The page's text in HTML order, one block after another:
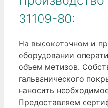
31109-80:
На высокоточном и
оборудовании
объем метизов.
гальванического
наносить
Предоставляем